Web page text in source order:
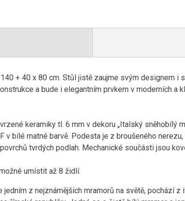
+ 40 x 80 cm. Stůl jistě zaujme svým designem i
a bude i elegantním prvkem v moderních a
keramiky tl. 6 mm v dekoru „Italský sněhobílý
v bílé matné barvě. Podesta je z broušeného
tvrdých podlah. Mechanické součásti jsou
umístit až 8 židlí.
jedním z nejznámějších mramorů na světě, pochází z